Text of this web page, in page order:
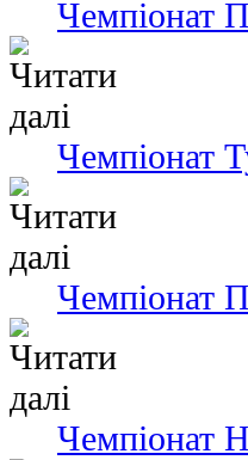
Чемпіонат
Чемпіонат
Чемпіонат
Чемпіонат